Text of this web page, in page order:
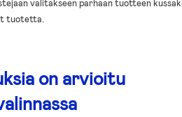
valitakseen parhaan tuotteen
tuotetta.
on arvioitu